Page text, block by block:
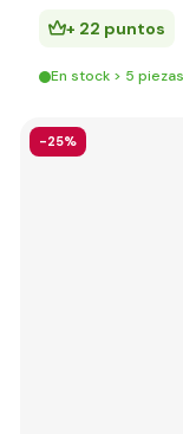
+ 22 puntos
En stock > 5 piezas
-25%